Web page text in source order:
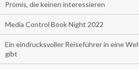
Promis, die keinen interessieren
Media Control Book Night 2022
Ein eindrucksvoller Reiseführer in eine
gibt